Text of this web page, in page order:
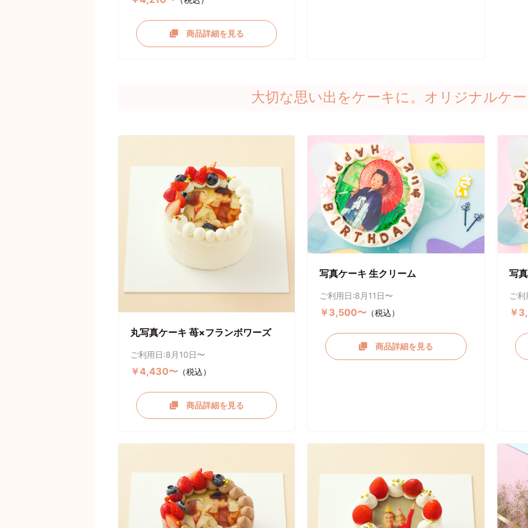
商品詳細を見る
大切な思い出をケーキに。オリジナルケ
丸写真ケーキ 苺×フランボワーズ
ご利用日:8月10日〜
￥4,430〜 （税込）
商品詳細を見る
写真ケーキ 生クリーム
ご利用日:8月11日〜
￥3,500〜 （税込）
商品詳細を見る
写
ご
￥